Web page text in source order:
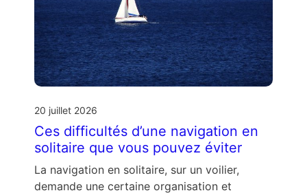
20 juillet 2026
Ces difficultés d’une navigation en
solitaire que vous pouvez éviter
La navigation en solitaire, sur un voilier,
demande une certaine organisation et